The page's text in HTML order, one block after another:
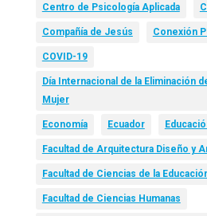
Centro de Psicología Aplicada
Compañía de Jesús Conexión
COVID-19
Día Internacional de la Eliminación
Mujer
Economía Ecuador
Facultad de Arquitectura Diseño y
Facultad de Ciencias de la
Facultad de Ciencias Humanas